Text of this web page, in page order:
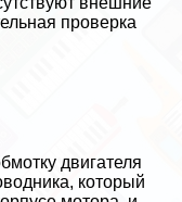
проверка
двигателя
который